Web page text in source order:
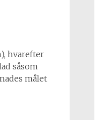
hvarefter
såsom
målet